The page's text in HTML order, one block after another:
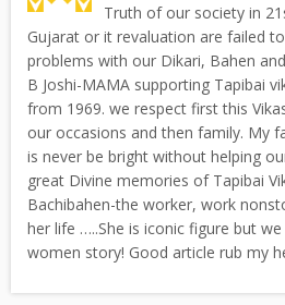
Truth of our society in
Gujarat or it revaluation are failed
problems with our Dikari, Bahen
B Joshi-MAMA supporting Tapibai
from 1969. we respect first this
our occasions and then family. My
is never be bright without helping
great Divine memories of Tapibai
Bachibahen-the worker, work
her life …..She is iconic figure but
women story! Good article rub my